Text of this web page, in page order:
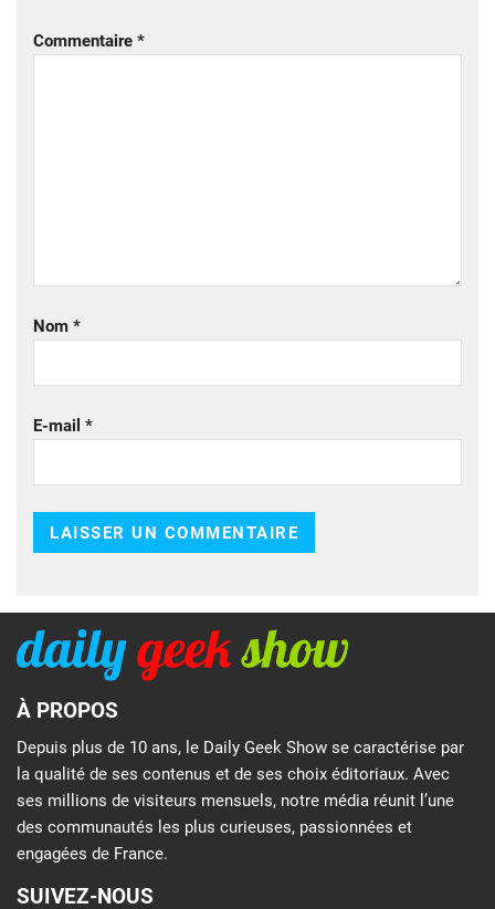
Commentaire *
Nom *
E-mail *
À PROPOS
Depuis plus de 10 ans, le Daily Geek Show se caractérise par
la qualité de ses contenus et de ses choix éditoriaux. Avec
ses millions de visiteurs mensuels, notre média réunit l’une
des communautés les plus curieuses, passionnées et
engagées de France.
SUIVEZ-NOUS